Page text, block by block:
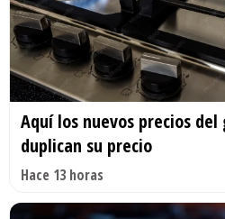
Aquí los nuevos precios
duplican su precio
Hace 13 horas